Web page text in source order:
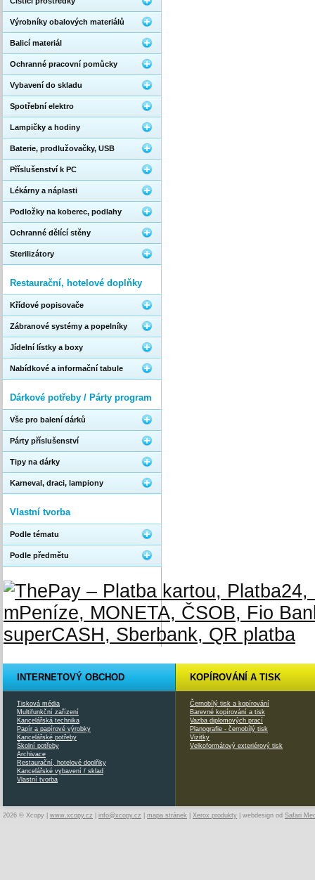
Výrobníky obalových materiálů
Balicí materiál
Ochranné pracovní pomůcky
Vybavení do skladu
Spotřební elektro
Lampičky a hodiny
Baterie, prodlužovačky, USB
Příslušenství k PC
Lékárny a náplasti
Podložky na koberec, podlahy
Ochranné dělící stěny
Sterilizátory
Restaurační, hotelové doplňky
Křídové popisovače
Zábranové systémy a popelníky
Jídelní lístky a boxy
Nabídkové a informační tabule
Dárkové potřeby / Párty program
Vše pro balení dárků
Párty příslušenství
Tipy na dárky
Karneval, draci, lampiony
Vlastní tvorba
Podle tématu
Podle předmětu
INTERNETOVÝ OBCHOD
Tisková média
Multifunkční zařízení
Kancelářská technika
Papír a papírové výrobky
Kancelářské potřeby
Školní potřeby
Archivace
Restaurační, hotelové doplňky
Kancelářské vybavení / sklad
Vlastní tvorba
KOPÍROVÁNÍ A TISK
Černobílý tisk a kopírování
Barevné kopírování a tisk
Vazba diplomových prací
Planografie - černobílý tisk
Vizitky
Velkoformátový exteriérový tisk
2026 © Xcopy | www.xcopy.cz info@xcopy.cz mapa stránek Xerox produkty | webdesign od Safari